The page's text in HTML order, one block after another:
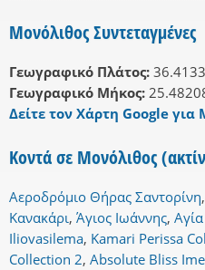
Μονόλιθος Συντεταγμένες
Γεωγραφικό Πλάτος:
Γεωγραφικό Μήκος:
Δείτε τον Χάρτη Google για
Κοντά σε Μονόλιθος
Αεροδρόμιο Θήρας Σαντορίνη,
Κανακάρι, Άγιος Ιωάννης,
Iliovasilema, Kamari Perissa
Collection 2, Absolute Bliss